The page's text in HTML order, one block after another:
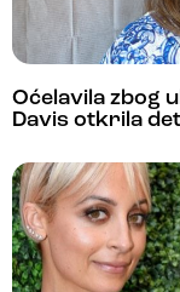
Oćelavila zbog
Davis otkrila